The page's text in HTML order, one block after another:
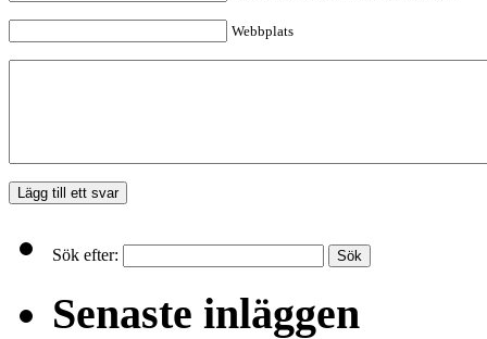
Webbplats
Sök efter:
Senaste inläggen